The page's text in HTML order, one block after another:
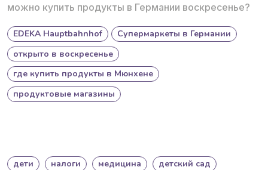
можно купить продукты в Германии воскресенье?
EDEKA Hauptbahnhof
Супермаркеты в Германии
открыто в воскресенье
где купить продукты в Мюнхене
продуктовые магазины
дети налоги медицина
детский сад